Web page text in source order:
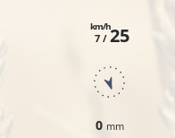
7 /
km/h25
0 mm